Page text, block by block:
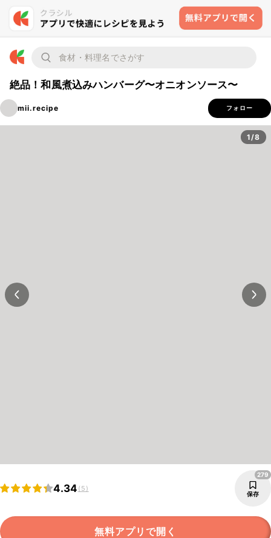
絶品！和風煮込みハンバーグ〜オニオンソース〜
mii.recipe フォロー
1/8
4.34 (5)
保存
279
無料アプリで開く